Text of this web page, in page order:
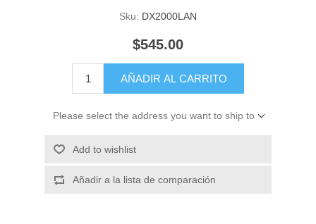
Sku: DX2000LAN
$545.00
AÑADIR AL CARRITO
Please select the address you want to ship to
Add to wishlist
Añadir a la lista de comparación